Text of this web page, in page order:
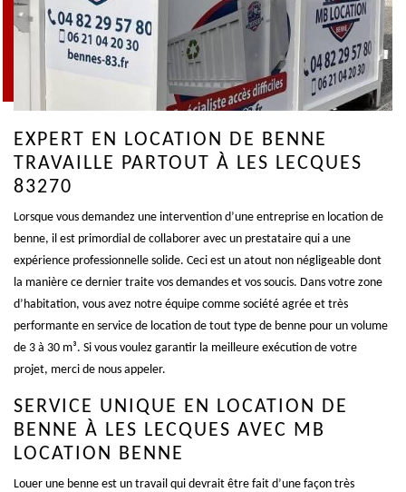
EXPERT EN LOCATION DE BENNE
TRAVAILLE PARTOUT À LES LECQUES
83270
Lorsque vous demandez une intervention d’une entreprise en location de
benne, il est primordial de collaborer avec un prestataire qui a une
expérience professionnelle solide. Ceci est un atout non négligeable dont
la manière ce dernier traite vos demandes et vos soucis. Dans votre zone
d’habitation, vous avez notre équipe comme société agrée et très
performante en service de location de tout type de benne pour un volume
de 3 à 30 m³. Si vous voulez garantir la meilleure exécution de votre
projet, merci de nous appeler.
SERVICE UNIQUE EN LOCATION DE
BENNE À LES LECQUES AVEC MB
LOCATION BENNE
Louer une benne est un travail qui devrait être fait d’une façon très